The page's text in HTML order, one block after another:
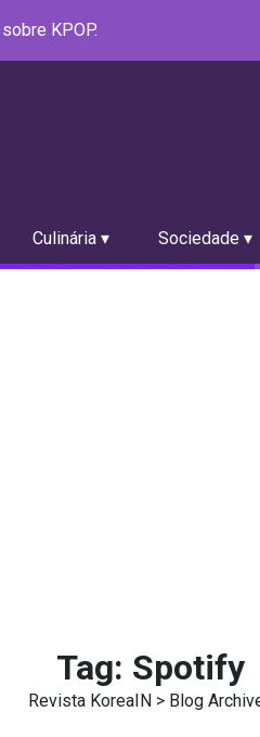
KPOP.
Culinária ▾ Sociedade ▾
Tag: Spotify
Revista KoreaIN> Blog